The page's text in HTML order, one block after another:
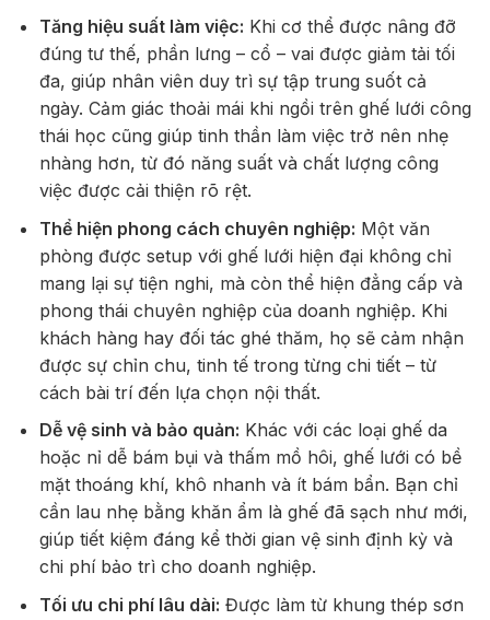
Tăng hiệu suất làm việc: Khi cơ thể được nâng đỡ
đúng tư thế, phần lưng – cổ – vai được giảm tải tối
đa, giúp nhân viên duy trì sự tập trung suốt cả
ngày. Cảm giác thoải mái khi ngồi trên ghế lưới công
thái học cũng giúp tinh thần làm việc trở nên nhẹ
nhàng hơn, từ đó năng suất và chất lượng công
việc được cải thiện rõ rệt.
Thể hiện phong cách chuyên nghiệp: Một văn
phòng được setup với ghế lưới hiện đại không chỉ
mang lại sự tiện nghi, mà còn thể hiện đẳng cấp và
phong thái chuyên nghiệp của doanh nghiệp. Khi
khách hàng hay đối tác ghé thăm, họ sẽ cảm nhận
được sự chỉn chu, tinh tế trong từng chi tiết – từ
cách bài trí đến lựa chọn nội thất.
Dễ vệ sinh và bảo quản: Khác với các loại ghế da
hoặc nỉ dễ bám bụi và thấm mồ hôi, ghế lưới có bề
mặt thoáng khí, khô nhanh và ít bám bẩn. Bạn chỉ
cần lau nhẹ bằng khăn ẩm là ghế đã sạch như mới,
giúp tiết kiệm đáng kể thời gian vệ sinh định kỳ và
chi phí bảo trì cho doanh nghiệp.
Tối ưu chi phí lâu dài: Được làm từ khung thép sơn